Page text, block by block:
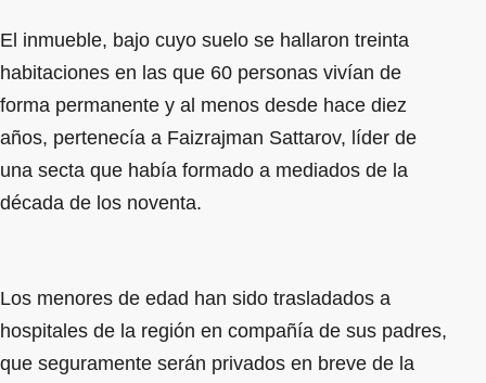
El inmueble, bajo cuyo suelo se hallaron treinta
habitaciones en las que 60 personas vivían de
forma permanente y al menos desde hace diez
años, pertenecía a Faizrajman Sattarov, líder de
una secta que había formado a mediados de la
década de los noventa.
Los menores de edad han sido trasladados a
hospitales de la región en compañía de sus padres,
que seguramente serán privados en breve de la